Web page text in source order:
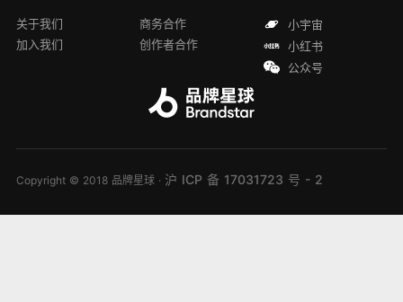
关于我们
加入我们
商务合作
创作者合作
小宇宙
小红书
公众号
Copyright © 2018 品牌星球 · 沪 ICP 备 17031723 号 - 2